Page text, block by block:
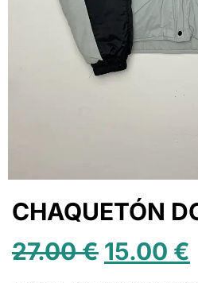
CHAQUETÓN
27.00€ 15.00 €